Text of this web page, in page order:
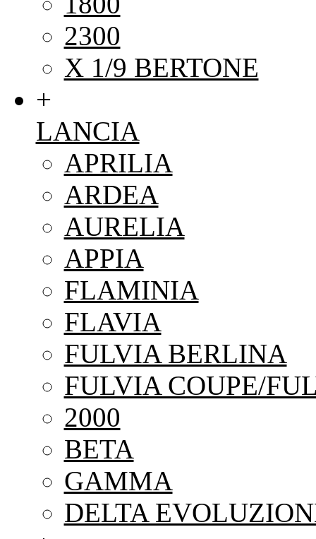
2300
X 1/9 BERTONE
+
LANCIA
APRILIA
ARDEA
AURELIA
APPIA
FLAMINIA
FLAVIA
FULVIA BERLINA
FULVIA COUPE/
2000
BETA
GAMMA
DELTA